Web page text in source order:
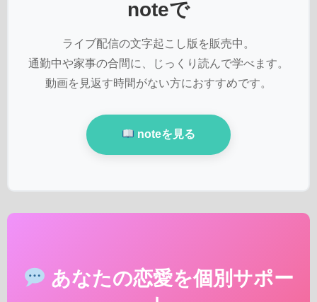
noteで
ライブ配信の文字起こし版を販売中。
通勤中や家事の合間に、じっくり読んで学べます。
動画を見返す時間がない方におすすめです。
noteを見る
あなたの恋愛を個別サポー